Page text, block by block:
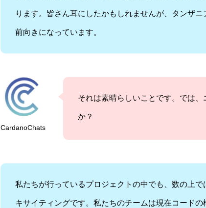
ります。皆さん耳にしたかもしれませんが、タンザ
前向きになっています。
CardanoChats
それは素晴らしいことです。では
か？
私たちが行っているプロジェクトの中でも、数の上
キサイティングです。私たちのチームは現在コード